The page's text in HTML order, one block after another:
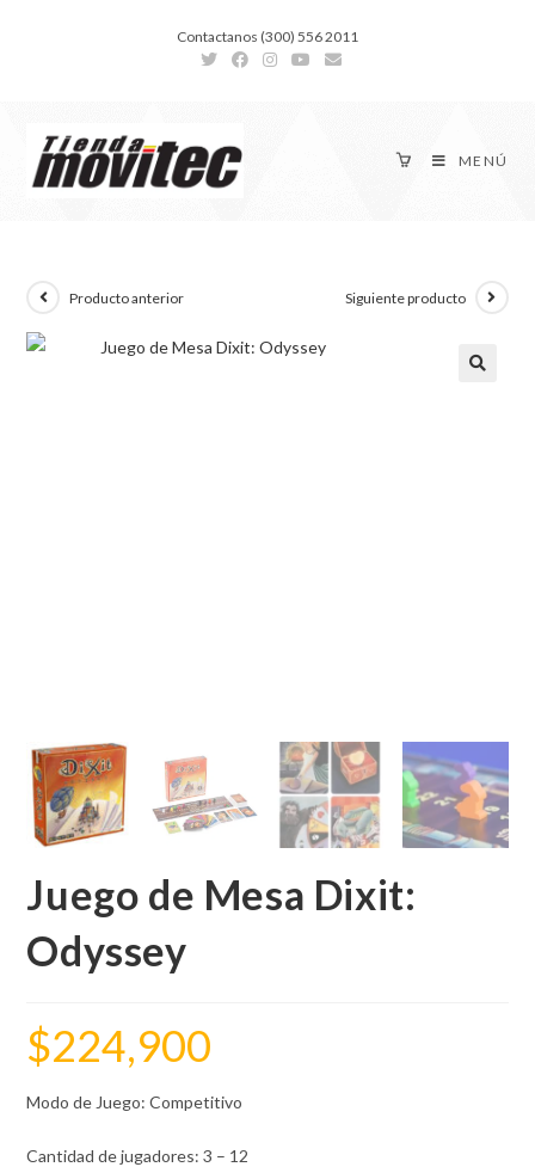
Contactanos (300) 556 2011
MENÚ
Producto anterior Siguiente producto
Juego de Mesa Dixit:
Odyssey
$224,900
Modo de Juego: Competitivo
Cantidad de jugadores: 3 – 12